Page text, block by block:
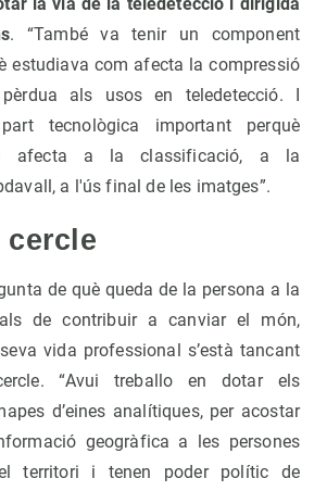
la via de la teledetecció i dirigida
. “També va tenir un component
estudiava com afecta la compressió
als usos en teledetecció. I
tecnològica important perquè
afecta a la classificació, a la
a l'ús final de les imatges”.
cercle
de què queda de la persona a la
de contribuir a canviar el món,
vida professional s’està tancant
“Avui treballo en dotar els
d’eines analítiques, per acostar
geogràfica a les persones
territori i tenen poder polític de